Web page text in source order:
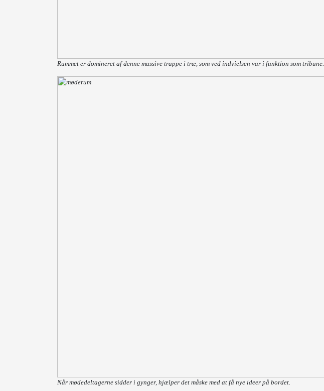
Rummet er domineret af denne massive trappe i træ, som ved indvielsen var i funktion som tribune.
Når mødedeltagerne sidder i gynger, hjælper det måske med at få nye ideer på bordet.